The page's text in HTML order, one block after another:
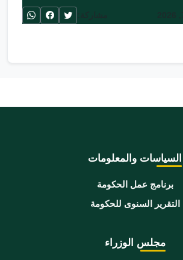
السياسات والمعلومات
برنامج عمل الحكومة
التقرير السنوى للحكومة
مجلس الوزراء